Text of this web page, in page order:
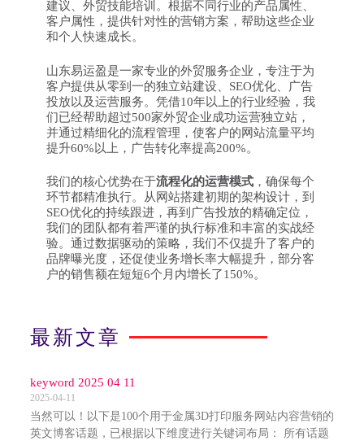
建议、外贸技能培训。根据不同行业的产品属性、
客户属性，提供针对性的营销方案，帮助这些企业
和个人快速成长。
山东易运盈是一家专业的外贸服务企业，专注于为
客户提供从零到一的独立站建设、SEO优化、广告
投放以及运营服务。凭借10年以上的行业经验，我
们已经帮助超过500家外贸企业成功运营独立站，
并通过精细化的流程管理，使客户的网站流量平均
提升60%以上，广告转化率提高200%。
我们的核心优势在于流程化的运营模式，确保每个
环节都精准执行。从网站搭建初期的架构设计，到
SEO优化的持续跟进，再到广告投放的精确定位，
我们的团队都有着严谨的执行标准和丰富的实战经
验。通过数据驱动的策略，我们不仅提升了客户的
品牌曝光度，还促使业务增长率大幅提升，部分客
户的销售额在短短6个月内增长了150%。
最新文章
keyword 2025 04 11
2025-04-11
当然可以！以下是100个用于金属3D打印服务网站内容营销的
英文博客话题，已根据以下维度进行关键词布局： 所有话题